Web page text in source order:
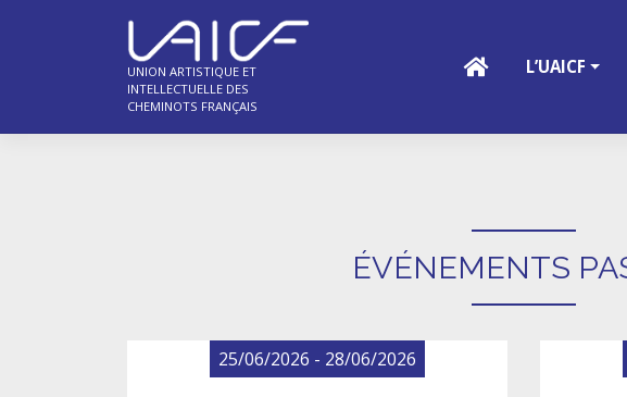
UNION ARTISTIQUE ET
INTELLECTUELLE DES
CHEMINOTS FRANÇAIS
L’UAICF
ÉVÉNEMENTS
25/06/2026 - 28/06/2026